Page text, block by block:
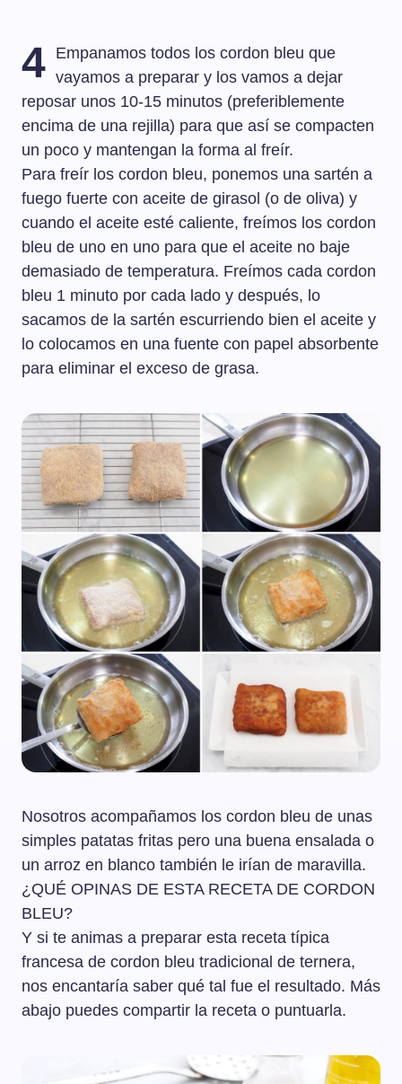
4 Empanamos todos los cordon bleu que
vayamos a preparar y los vamos a dejar
reposar unos 10-15 minutos (preferiblemente
encima de una rejilla) para que así se compacten
un poco y mantengan la forma al freír.
Para freír los cordon bleu, ponemos una sartén a
fuego fuerte con aceite de girasol (o de oliva) y
cuando el aceite esté caliente, freímos los cordon
bleu de uno en uno para que el aceite no baje
demasiado de temperatura. Freímos cada cordon
bleu 1 minuto por cada lado y después, lo
sacamos de la sartén escurriendo bien el aceite y
lo colocamos en una fuente con papel absorbente
para eliminar el exceso de grasa.
Nosotros acompañamos los cordon bleu de unas
simples patatas fritas pero una buena ensalada o
un arroz en blanco también le irían de maravilla.
¿QUÉ OPINAS DE ESTA RECETA DE CORDON
BLEU?
Y si te animas a preparar esta receta típica
francesa de cordon bleu tradicional de ternera,
nos encantaría saber qué tal fue el resultado. Más
abajo puedes compartir la receta o puntuarla.